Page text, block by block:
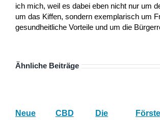
ich mich, weil es dabei eben nicht nur um
um das Kiffen, sondern exemplarisch um
gesundheitliche Vorteile und um die
Ähnliche Beiträge
Neue
CBD
Die